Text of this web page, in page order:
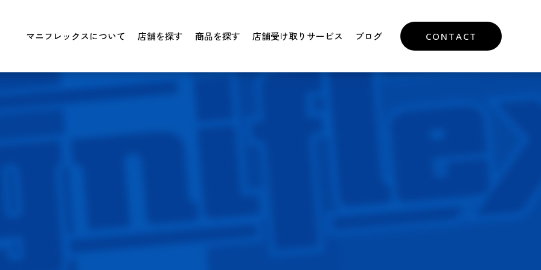
マニフレックスについて 店舗を探す 商品を探す 店舗受け取りサービス ブログ CONTACT